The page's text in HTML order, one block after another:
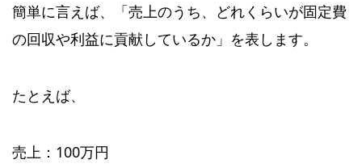
簡単に言えば、「売上のうち、どれくらいが固定費
の回収や利益に貢献しているか」を表します。
たとえば、
売上：100万円